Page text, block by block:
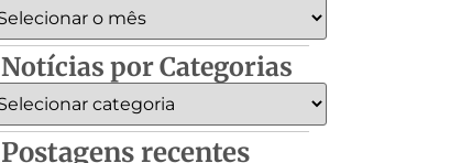
Notícias por Categorias
Postagens recentes